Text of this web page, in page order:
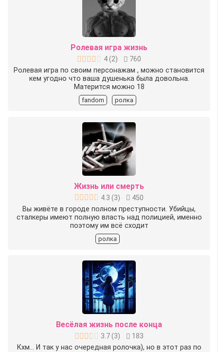
Ролевая игра жизнь
4(2)
760
Ролевая игра по своим персонажам , можно становится
кем угодно что ваша душенька была довольна.
Матерится можно 18
fandom ролка
Жизнь или смерть
4.3 (3)
450
Вы живёте в городе полном преступности. Убийцы,
сталкеры имеют полную власть над полицией, именно
поэтому им всё сходит
ролка
Весёлая жизнь после конца
3.7(3)
183
Кхм... И так у нас очередная ролочка), но в этот раз по